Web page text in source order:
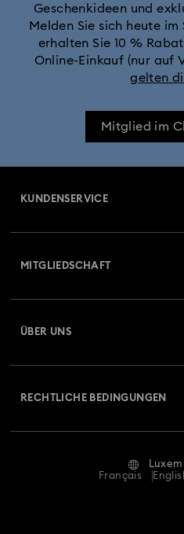
Geschenkideen und
Melden Sie sich heute
erhalten Sie 10 %
Online-Einkauf (nur auf
gelten
Mitglied im
KUNDENSERVICE
Retouren und Umtausch
Reparaturstatus
MITGLIEDSCHAFT
ÜBER UNS
RECHTLICHE BEDINGUNGEN
Français